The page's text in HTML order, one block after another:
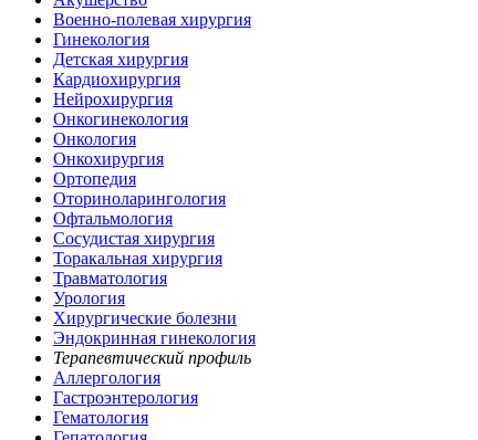
Военно-полевая хирургия
Гинекология
Детская хирургия
Кардиохирургия
Нейрохирургия
Онкогинекология
Онкология
Онкохирургия
Ортопедия
Оториноларингология
Офтальмология
Сосудистая хирургия
Торакальная хирургия
Травматология
Урология
Хирургические болезни
Эндокринная гинекология
Терапевтический профиль
Аллергология
Гастроэнтерология
Гематология